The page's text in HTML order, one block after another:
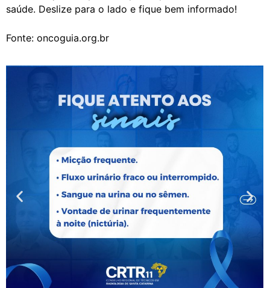
saúde. Deslize para o lado e fique bem informado!
Fonte: oncoguia.org.br